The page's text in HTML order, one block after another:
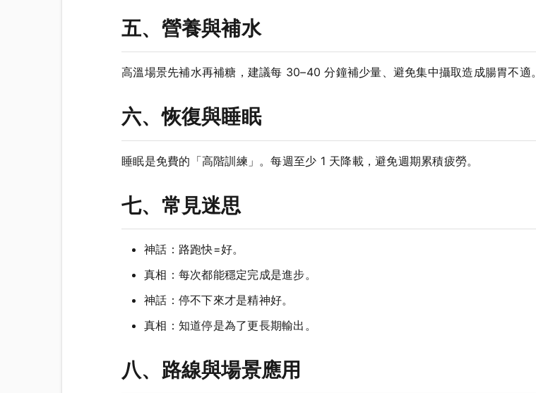
五、營養與補水
高溫場景先補水再補糖，建議每 30–40 分鐘補少量、避免集中攝取造成腸胃不適。
六、恢復與睡眠
睡眠是免費的「高階訓練」。每週至少 1 天降載，避免週期累積疲勞。
七、常見迷思
神話：路跑快=好。
真相：每次都能穩定完成是進步。
神話：停不下來才是精神好。
真相：知道停是為了更長期輸出。
八、路線與場景應用